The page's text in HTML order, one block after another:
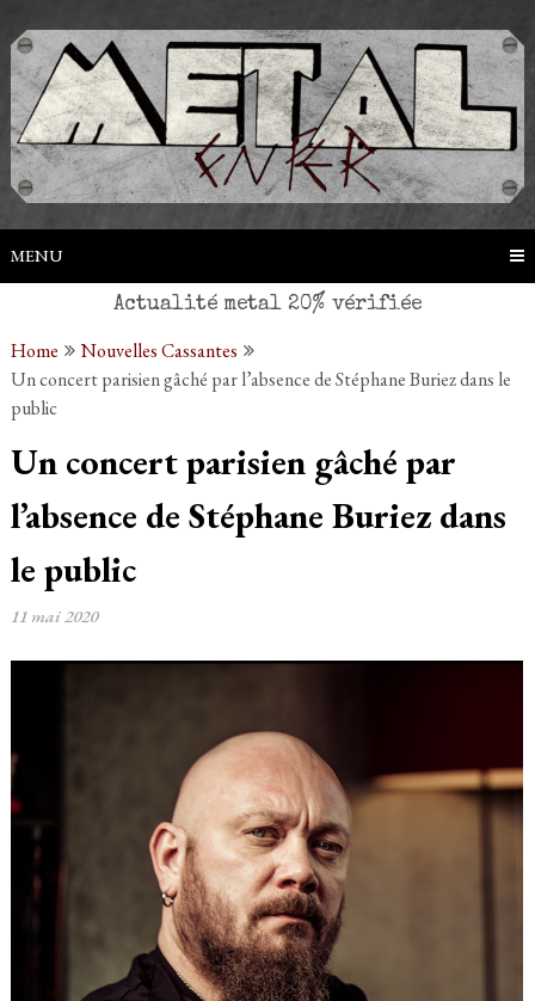
to
content
MENU
Home
Nouvelles Cassantes
Un concert parisien gâché par l’absence de Stéphane Buriez dans le
public
Un concert parisien gâché par
l’absence de Stéphane Buriez dans
le public
11 mai 2020